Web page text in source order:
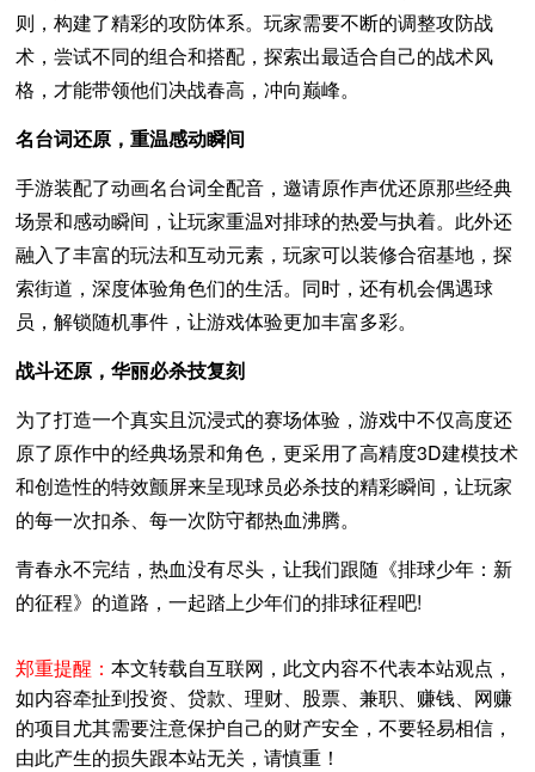
则，构建了精彩的攻防体系。玩家需要不断的调整攻防战
术，尝试不同的组合和搭配，探索出最适合自己的战术风
格，才能带领他们决战春高，冲向巅峰。
名台词还原，重温感动瞬间
手游装配了动画名台词全配音，邀请原作声优还原那些经典
场景和感动瞬间，让玩家重温对排球的热爱与执着。此外还
融入了丰富的玩法和互动元素，玩家可以装修合宿基地，探
索街道，深度体验角色们的生活。同时，还有机会偶遇球
员，解锁随机事件，让游戏体验更加丰富多彩。
战斗还原，华丽必杀技复刻
为了打造一个真实且沉浸式的赛场体验，游戏中不仅高度还
原了原作中的经典场景和角色，更采用了高精度3D建模技术
和创造性的特效颤屏来呈现球员必杀技的精彩瞬间，让玩家
的每一次扣杀、每一次防守都热血沸腾。
青春永不完结，热血没有尽头，让我们跟随《排球少年：新
的征程》的道路，一起踏上少年们的排球征程吧!
郑重提醒： 本文转载自互联网，此文内容不代表本站观点，
如内容牵扯到投资、贷款、理财、股票、兼职、赚钱、网赚
的项目尤其需要注意保护自己的财产安全，不要轻易相信，
由此产生的损失跟本站无关，请慎重！